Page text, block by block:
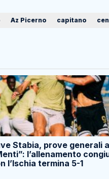
Az Picerno capitano
Stabia, prove generali
l’allenamento
l’Ischia termina 5-1